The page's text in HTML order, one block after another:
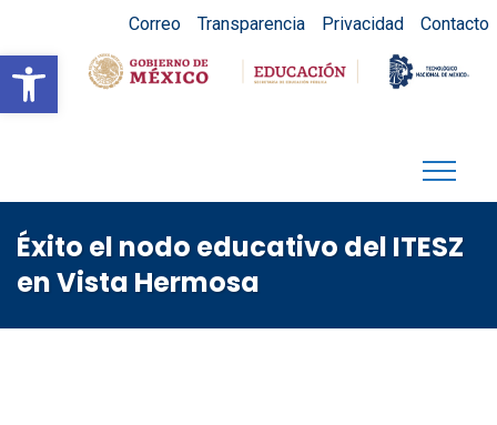
Abrir barra de herramientas
Correo Transparencia Privacidad Contacto
Éxito el nodo educativo del ITESZ
en Vista Hermosa